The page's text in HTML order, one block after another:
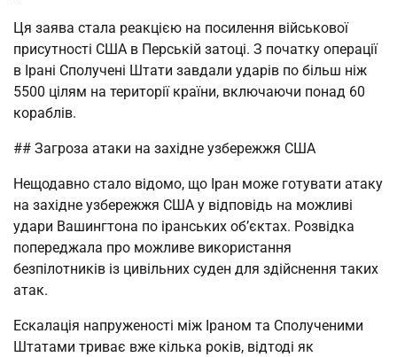
Ця заява стала реакцією на посилення військової
присутності США в Перській затоці. З початку операції
в Ірані Сполучені Штати завдали ударів по більш ніж
5500 цілям на території країни, включаючи понад 60
кораблів.
## Загроза атаки на західне узбережжя США
Нещодавно стало відомо, що Іран може готувати атаку
на західне узбережжя США у відповідь на можливі
удари Вашингтона по іранських об’єктах. Розвідка
попереджала про можливе використання
безпілотників із цивільних суден для здійснення таких
атак.
Ескалація напруженості між Іраном та Сполученими
Штатами триває вже кілька років, відтоді як